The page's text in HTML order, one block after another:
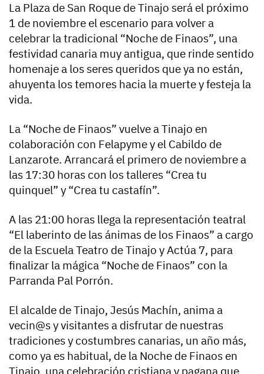
La Plaza de San Roque de Tinajo será el próximo
1 de noviembre el escenario para volver a
celebrar la tradicional “Noche de Finaos”, una
festividad canaria muy antigua, que rinde sentido
homenaje a los seres queridos que ya no están,
ahuyenta los temores hacia la muerte y festeja la
vida.
La “Noche de Finaos” vuelve a Tinajo en
colaboración con Felapyme y el Cabildo de
Lanzarote. Arrancará el primero de noviembre a
las 17:30 horas con los talleres “Crea tu
quinquel” y “Crea tu castafín”.
A las 21:00 horas llega la representación teatral
“El laberinto de las ánimas de los Finaos” a cargo
de la Escuela Teatro de Tinajo y Actúa 7, para
finalizar la mágica “Noche de Finaos” con la
Parranda Pal Porrón.
El alcalde de Tinajo, Jesús Machín, anima a
vecin@s y visitantes a disfrutar de nuestras
tradiciones y costumbres canarias, un año más,
como ya es habitual, de la Noche de Finaos en
Tinajo, una celebración cristiana y pagana que